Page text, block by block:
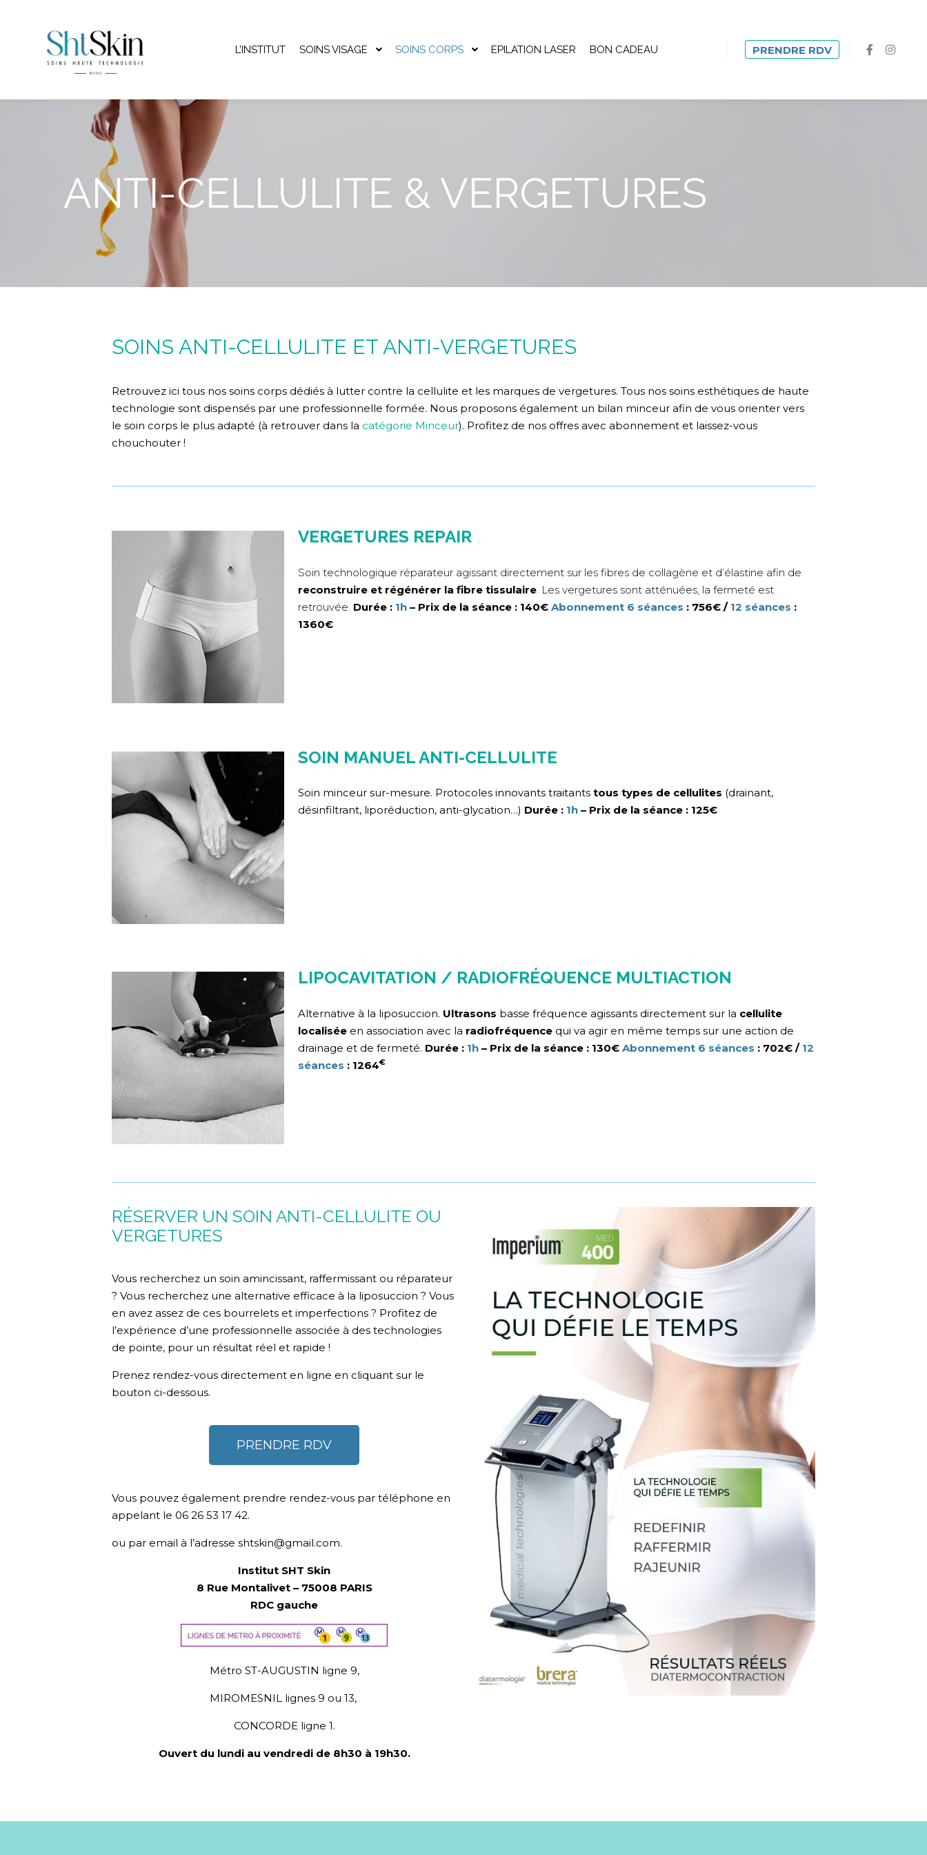
L’INSTITUT SOINS VISAGE SOINS CORPS EPILATION LASER BON CADEAU PRENDRE RDV
ANTI-CELLULITE & VERGETURES
SOINS ANTI-CELLULITE ET ANTI-VERGETURES
Retrouvez ici tous nos soins corps dédiés à lutter contre la cellulite et les marques de vergetures. Tous nos soins esthétiques de haute
technologie sont dispensés par une professionnelle formée. Nous proposons également un bilan minceur afin de vous orienter vers
le soin corps le plus adapté (à retrouver dans la catégorie Minceur). Profitez de nos offres avec abonnement et laissez-vous
chouchouter !
VERGETURES REPAIR
Soin technologique réparateur agissant directement sur les fibres de collagène et d’élastine afin de
reconstruire et régénérer la fibre tissulaire . Les vergetures sont atténuées, la fermeté est
retrouvée. Durée : 1h – Prix de la séance : 140€ Abonnement 6 séances : 756€ / 12 séances :
1360€
SOIN MANUEL ANTI-CELLULITE
Soin minceur sur-mesure. Protocoles innovants traitants tous types de cellulites (drainant,
désinfiltrant, liporéduction, anti-glycation…) Durée : 1h – Prix de la séance : 125€
LIPOCAVITATION / RADIOFRÉQUENCE MULTIACTION
Alternative à la liposuccion. Ultrasons basse fréquence agissants directement sur la cellulite
localisée en association avec la radiofréquence qui va agir en même temps sur une action de
drainage et de fermeté. Durée : 1h – Prix de la séance : 130€ Abonnement 6 séances : 702€ / 12
séances : 1264€
RÉSERVER UN SOIN ANTI-CELLULITE OU
VERGETURES
Vous recherchez un soin amincissant, raffermissant ou réparateur
? Vous recherchez une alternative efficace à la liposuccion ? Vous
en avez assez de ces bourrelets et imperfections ? Profitez de
l’expérience d’une professionnelle associée à des technologies
de pointe, pour un résultat réel et rapide !
Prenez rendez-vous directement en ligne en cliquant sur le
bouton ci-dessous.
PRENDRE RDV
Vous pouvez également prendre rendez-vous par téléphone en
appelant le 06 26 53 17 42.
ou par email à l’adresse shtskin@gmail.com.
Institut SHT Skin
8 Rue Montalivet – 75008 PARIS
RDC gauche
Métro ST-AUGUSTIN ligne 9,
MIROMESNIL lignes 9 ou 13,
CONCORDE ligne 1.
Ouvert du lundi au vendredi de 8h30 à 19h30.